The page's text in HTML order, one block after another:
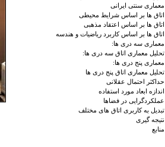
معماری سنتی ایرانی
اتاق ها بر اساس شرایط محیطی
اتاق ها بر اساس اعتقاد مذهبی
اتاق ها بر اساس کاربرد ریاضیات و هندسه
معماری سه دری ها:
تحلیل معماری اتاق سه دری ها:
معماری پنج دری ها:
تحلیل معماری اتاق پنج دری ها
حداکثر احتمال عقلانی
اندازه ابعاد مورد استفاده
عملکردگرایی در فضاها
تبدیل به کاربری اتاق های مختلف
نتیجه گیری
منابع